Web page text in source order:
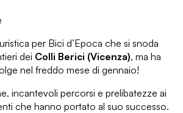
per Bici d’Epoca che si snoda
dei Colli Berici (Vicenza), ma ha
nel freddo mese di gennaio!
incantevoli percorsi e prelibatezze ai
che hanno portato al suo successo.